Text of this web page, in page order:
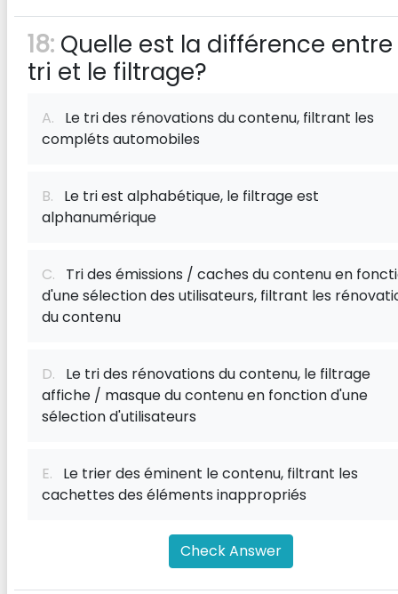
18: Quelle est la différence entre
tri et le filtrage?
A. Le tri des rénovations du contenu, filtrant les
compléts automobiles
B. Le tri est alphabétique, le filtrage est
alphanumérique
C. Tri des émissions / caches du contenu en
d'une sélection des utilisateurs, filtrant les
du contenu
D. Le tri des rénovations du contenu, le filtrage
affiche / masque du contenu en fonction d'une
sélection d'utilisateurs
E. Le trier des éminent le contenu, filtrant les
cachettes des éléments inappropriés
Check Answer